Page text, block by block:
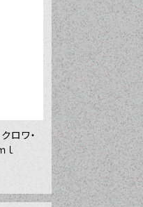
ロワ・
ｌ